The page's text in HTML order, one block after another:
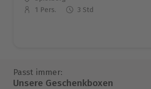
Anzahl der Teilnehmer
1 Pers. 3 Std
Passt immer:
Unsere Geschenkboxen